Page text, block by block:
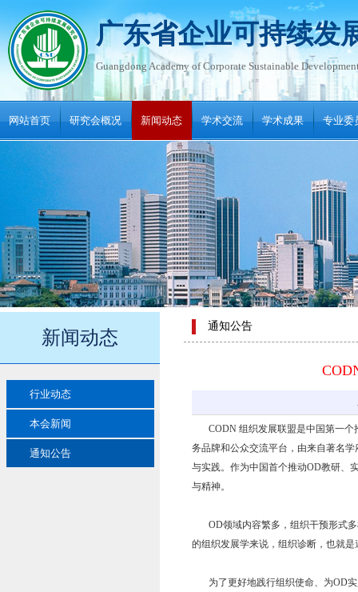
广东省企业可持续发
Guangdong Academy of Corporate Sustainable
网站首页 研究会概况 新闻动态 学术交流 学术成果 专业委
联系我们
新闻动态
行业动态
本会新闻
通知公告
通知公告
CODN 组织发展联盟是中国第一个
务品牌和公众交流平台，由来自著名
与实践。作为中国首个推动OD教研、
与精神。
OD领域内容繁多，组织干预形式多
的组织发展学来说，组织诊断，也就
为了更好地践行组织使命、为OD实